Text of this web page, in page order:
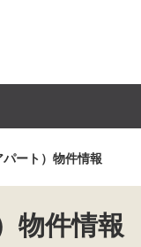
ート）物件情報
物件情報